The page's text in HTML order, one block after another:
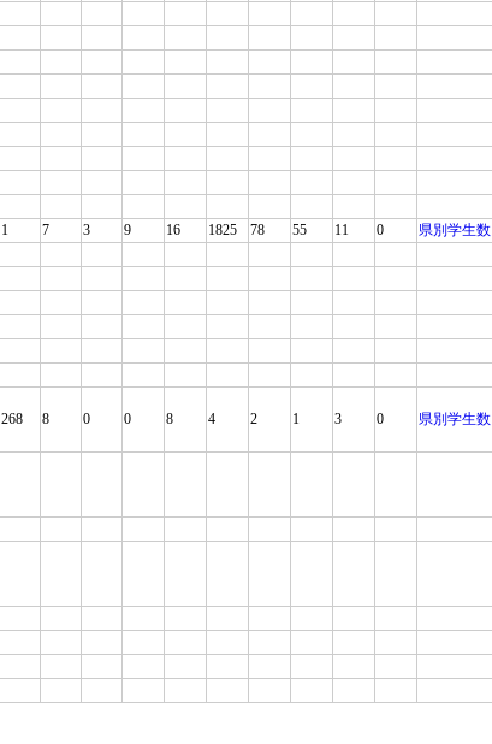
1 7 3 9 16 1825 78 55 11 0
県別学生数
268 8 0 0 8 4 2 1 3 0 県別学生数